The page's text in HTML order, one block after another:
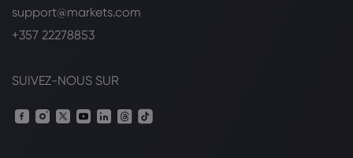
support@markets.com
+357 22278853
SUIVEZ-NOUS SUR